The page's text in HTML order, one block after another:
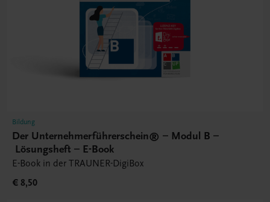
Bildung
Der Unternehmerführerschein® – Modul B –
Lösungsheft – E-Book
E-Book in der TRAUNER-DigiBox
€ 8,50